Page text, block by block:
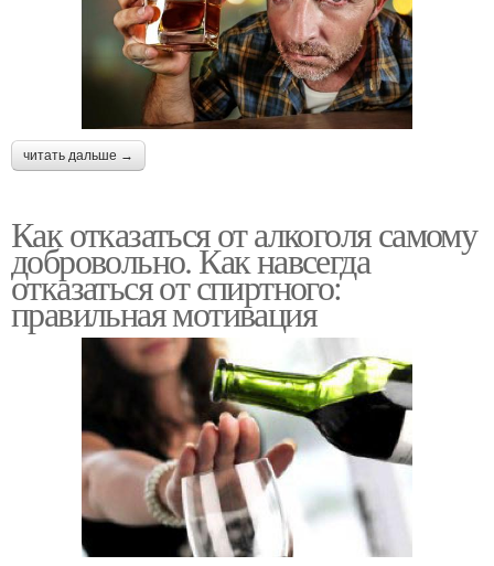
читать дальше →
Как отказаться от алкоголя самому
добровольно. Как навсегда
отказаться от спиртного:
правильная мотивация